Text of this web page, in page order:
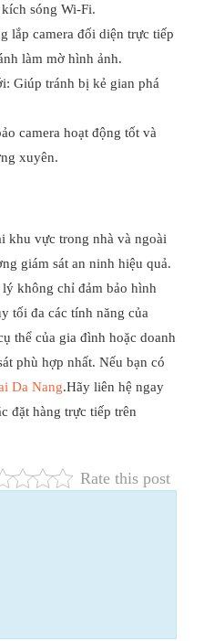
sóng Wi-Fi.
lắp camera đối diện trực tiếp
làm mờ hình ảnh.
Giúp tránh bị kẻ gian phá
camera hoạt động tốt và
xuyên.
khu vực trong nhà và ngoài
giám sát an ninh hiệu quả.
không chỉ đảm bảo hình
tối đa các tính năng của
thể của gia đình hoặc doanh
phù hợp nhất. Nếu bạn có
Da Nang.Hãy liên hệ ngay
đặt hàng trực tiếp trên
Rate this post